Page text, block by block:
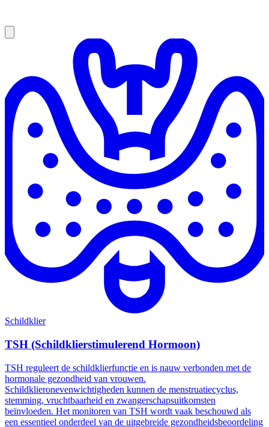
Schildklier
TSH (Schildklierstimulerend Hormoon)
TSH reguleert de schildklierfunctie en is nauw verbonden met de
hormonale gezondheid van vrouwen.
Schildklieronevenwichtigheden kunnen de menstruatiecyclus,
stemming, vruchtbaarheid en zwangerschapsuitkomsten
beïnvloeden. Het monitoren van TSH wordt vaak beschouwd als
een essentieel onderdeel van de uitgebreide gezondheidsbeoordeling